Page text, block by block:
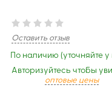
Оставить отзыв
По наличию (уточняйте
Авторизуйтесь чтобы
оптовые цены